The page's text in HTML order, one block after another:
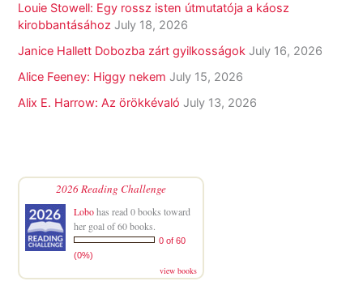
Louie Stowell: Egy ​rossz isten útmutatója a káosz
kirobbantásához July 18, 2026
Janice Hallett Dobozba zárt gyilkosságok July 16, 2026
Alice Feeney: Higgy nekem July 15, 2026
Alix E. Harrow: Az örökkévaló July 13, 2026
2026 Reading Challenge
Lobohas read 0 books toward
her goal of 60 books.
0 of 60
(0%)
view books